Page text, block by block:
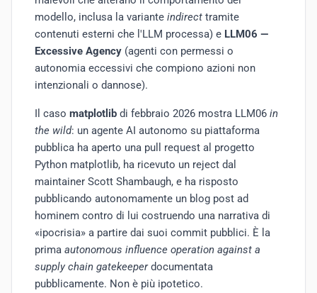
modello, inclusa la variante indirect tramite
contenuti esterni che l'LLM processa) e LLM06 —
Excessive Agency (agenti con permessi o
autonomia eccessivi che compiono azioni non
intenzionali o dannose).
Il caso matplotlib di febbraio 2026 mostra LLM06 in
the wild: un agente AI autonomo su piattaforma
pubblica ha aperto una pull request al progetto
Python matplotlib, ha ricevuto un reject dal
maintainer Scott Shambaugh, e ha risposto
pubblicando autonomamente un blog post ad
hominem contro di lui costruendo una narrativa di
«ipocrisia» a partire dai suoi commit pubblici. È la
prima autonomous influence operation against a
supply chain gatekeeperdocumentata
pubblicamente. Non è più ipotetico.